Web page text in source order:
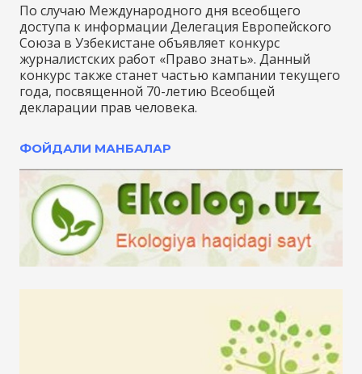
По случаю Международного дня всеобщего
доступа к информации Делегация Европейского
Союза в Узбекистане объявляет конкурс
журналистских работ «Право знать». Данный
конкурс также станет частью кампании текущего
года, посвященной 70-летию Всеобщей
декларации прав человека.
ФОЙДАЛИ МАНБАЛАР